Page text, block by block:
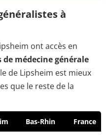
à
ont accès en
médecine générale
de Lipsheim est mieux
que le reste de la
Bas-Rhin France